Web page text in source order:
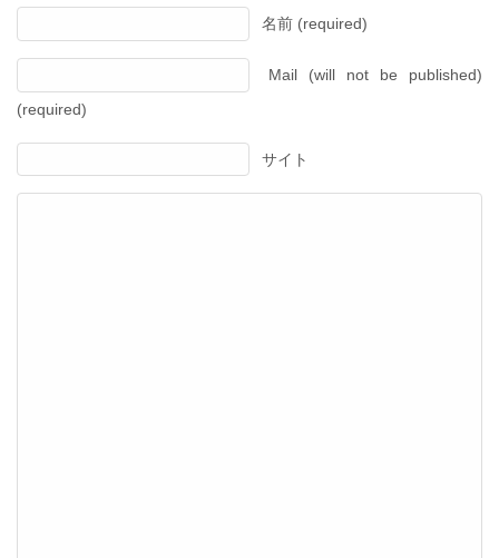
名前 (required)
Mail (will not be published)
(required)
サイト